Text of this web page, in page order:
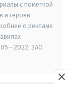
с пометкой
и героев.
о рекламе
ЗАО